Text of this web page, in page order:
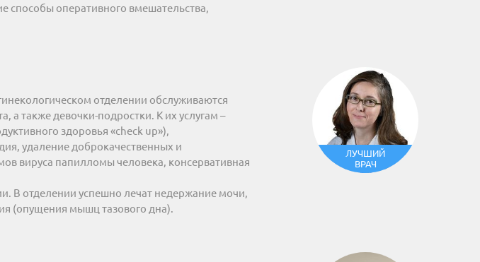
способы оперативного вмешательства,
отделении обслуживаются
а также девочки-подростки. К их услугам –
здоровья «check up»),
удаление доброкачественных и
вируса папилломы человека, консервативная
В отделении успешно лечат недержание мочи,
(опущения мышц тазового дна).
ЛУЧШИЙ
ВРАЧ